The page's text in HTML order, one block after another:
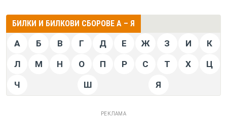
БИЛКИ И БИЛКОВИ СБОРОВЕ А – Я
А Б В Г Д Е Ж З И К
Л М Н О П Р С Т Х Ц
Ч Ш Я
РЕКЛАМА